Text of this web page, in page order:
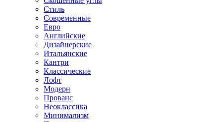
Стиль
Современные
Евро
Английские
Дизайнерские
Итальянские
Кантри
Классические
Лофт
Модерн
Прованс
Неоклассика
Минимализм